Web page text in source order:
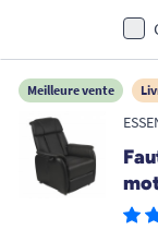
Meilleure vente